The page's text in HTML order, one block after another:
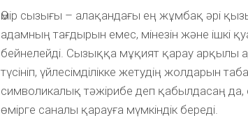
Өмір сызығы – алақандағы ең жұмбақ әрі
адамның тағдырын емес, мінезін және ішкі
бейнелейді. Сызыққа мұқият қарау арқылы
түсініп, үйлесімділікке жетудің жолдарын
символикалық тәжірибе деп қабылдасаң да,
өмірге саналы қарауға мүмкіндік береді.